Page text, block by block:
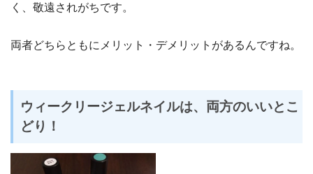
く、敬遠されがちです。
両者どちらともにメリット・デメリットがあるんですね。
ウィークリージェルネイルは、両方のいいとこ
どり！